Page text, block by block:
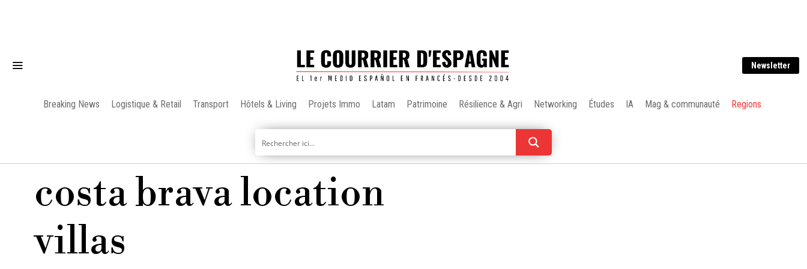
Newsletter
Breaking News Logistique & Retail Transport Hôtels & Living Projets Immo Latam Patrimoine Résilience & Agri Networking Études IA Mag & communauté Regions
costa brava location
villas